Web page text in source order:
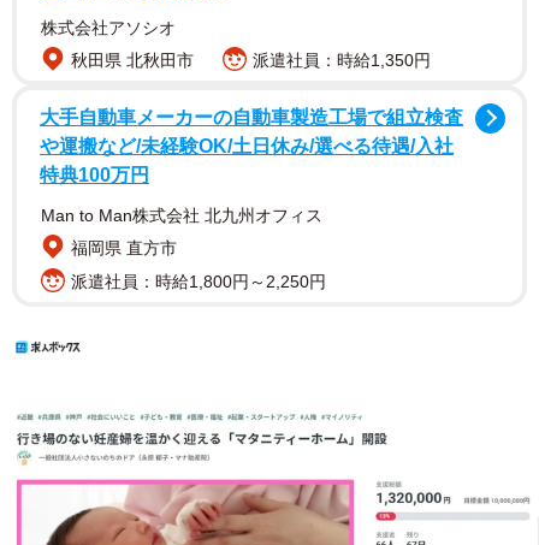
株式会社アソシオ
秋田県 北秋田市
派遣社員：時給1,350円
大手自動車メーカーの自動車製造工場で組立検査
や運搬など/未経験OK/土日休み/選べる待遇/入社
特典100万円
Man to Man株式会社 北九州オフィス
福岡県 直方市
派遣社員：時給1,800円～2,250円